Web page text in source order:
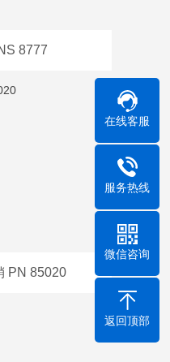
8777
PN 85020
在线客服
服务热线
微信咨询
返回顶部